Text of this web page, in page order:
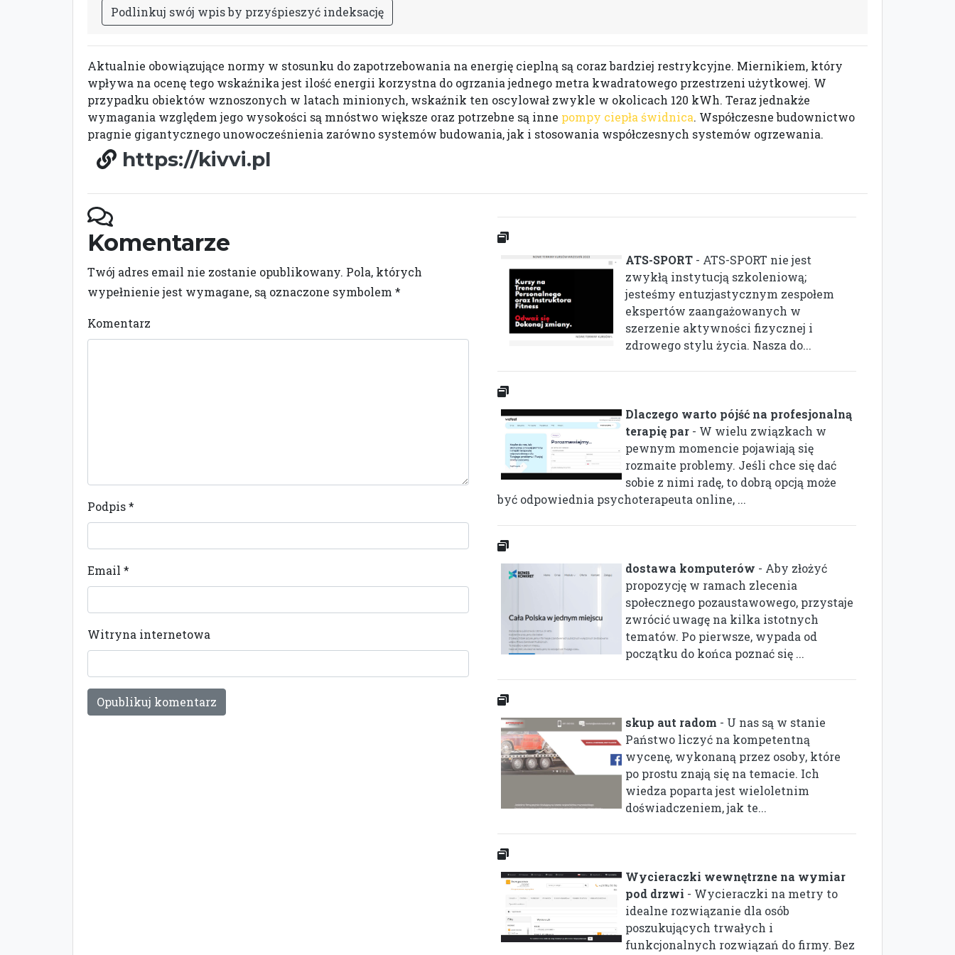
Podlinkuj swój wpisby przyśpieszyć indeksację
Aktualnie obowiązujące normy w stosunku do zapotrzebowania na energię cieplną są coraz bardziej restrykcyjne. Miernikiem, który
wpływa na ocenę tego wskaźnika jest ilość energii korzystna do ogrzania jednego metra kwadratowego przestrzeni użytkowej. W
przypadku obiektów wznoszonych w latach minionych, wskaźnik ten oscylował zwykle w okolicach 120 kWh. Teraz jednakże
wymagania względem jego wysokości są mnóstwo większe oraz potrzebne są inne pompy ciepła świdnica. Współczesne budownictwo
pragnie gigantycznego unowocześnienia zarówno systemów budowania, jak i stosowania współczesnych systemów ogrzewania.
https://kivvi.pl
Komentarze
Twój adres email nie zostanie opublikowany. Pola, których
wypełnienie jest wymagane, są oznaczone symbolem *
Komentarz
Podpis*
Email *
Witryna internetowa
ATS-SPORT - ATS-SPORT nie jest
zwykłą instytucją szkoleniową;
jesteśmy entuzjastycznym zespołem
ekspertów zaangażowanych w
szerzenie aktywności fizycznej i
zdrowego stylu życia. Nasza do...
Dlaczego warto pójść na profesjonalną
terapię par - W wielu związkach w
pewnym momencie pojawiają się
rozmaite problemy. Jeśli chce się dać
sobie z nimi radę, to dobrą opcją może
być odpowiednia psychoterapeuta online, ...
dostawa komputerów - Aby złożyć
propozycję w ramach zlecenia
społecznego pozaustawowego, przystaje
zwrócić uwagę na kilka istotnych
tematów. Po pierwsze, wypada od
początku do końca poznać się ...
skup aut radom - U nas są w stanie
Państwo liczyć na kompetentną
wycenę, wykonaną przez osoby, które
po prostu znają się na temacie. Ich
wiedza poparta jest wieloletnim
doświadczeniem, jak te...
Wycieraczki wewnętrzne na wymiar
pod drzwi - Wycieraczki na metry to
idealne rozwiązanie dla osób
poszukujących trwałych i
funkcjonalnych rozwiązań do firmy. Bez